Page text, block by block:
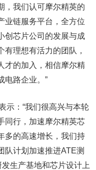
，我们认可摩尔精英的
业链服务平台，全方位
创芯片公司的发展与成
理想有活力的团队，
才的加入，相信摩尔精
电路企业。”
示：“我们很高兴与本轮
同行，加速摩尔精英芯
多的高速增长，我们持
队计划加速推进ATE测
生产基地和芯片设计上